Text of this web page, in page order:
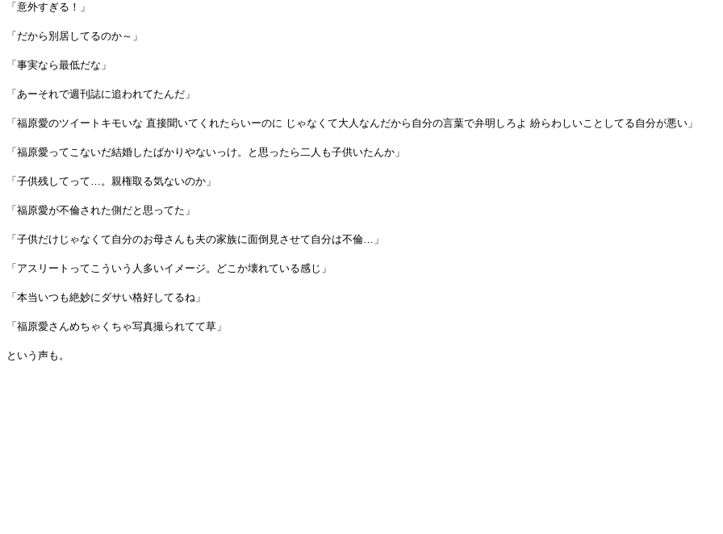
「意外すぎる！」
「だから別居してるのか～」
「事実なら最低だな」
「あーそれで週刊誌に追われてたんだ」
「福原愛のツイートキモいな 直接聞いてくれたらいーのに じゃなくて大人なんだから自分の言葉で弁明しろよ 紛らわしいことしてる自分が悪い」
「福原愛ってこないだ結婚したばかりやないっけ。と思ったら二人も子供いたんか」
「子供残してって…。親権取る気ないのか」
「福原愛が不倫された側だと思ってた」
「子供だけじゃなくて自分のお母さんも夫の家族に面倒見させて自分は不倫…」
「アスリートってこういう人多いイメージ。どこか壊れている感じ」
「本当いつも絶妙にダサい格好してるね」
「福原愛さんめちゃくちゃ写真撮られてて草」
という声も。